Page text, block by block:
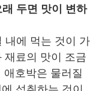
두면 맛이 변하
내에 먹는 것이 가
재료의 맛이 조금
호박은 물러질